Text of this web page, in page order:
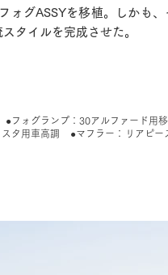
グASSYを移植。しかも
タイルを完成させた。
ォグランプ：30アルファード用
タ用車高調 ●マフラー：リアピ